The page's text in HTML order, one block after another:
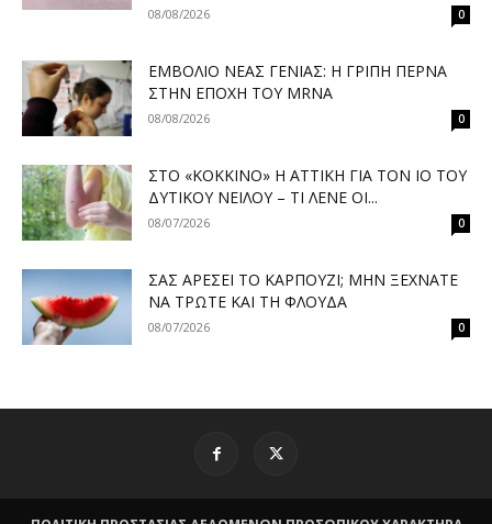
08/08/2026 0
ΕΜΒΌΛΙΟ ΝΈΑΣ ΓΕΝΙΆΣ: Η ΓΡΊΠΗ ΠΕΡΝΆ
ΣΤΗΝ ΕΠΟΧΉ ΤΟΥ MRNA
08/08/2026 0
ΣΤΟ «ΚΌΚΚΙΝΟ» Η ΑΤΤΙΚΉ ΓΙΑ ΤΟΝ ΙΌ ΤΟΥ
ΔΥΤΙΚΟΎ ΝΕΊΛΟΥ – ΤΙ ΛΈΝΕ ΟΙ...
08/07/2026 0
ΣΑΣ ΑΡΈΣΕΙ ΤΟ ΚΑΡΠΟΎΖΙ; ΜΗΝ ΞΕΧΝΆΤΕ
ΝΑ ΤΡΏΤΕ ΚΑΙ ΤΗ ΦΛΟΎΔΑ
08/07/2026 0